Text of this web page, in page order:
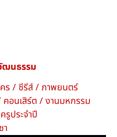
ฒนธรรม
ร / ซีรีส์ / ภาพยนตร์
คอนเสิร์ต / งานมหกรรม
รูประจำปี